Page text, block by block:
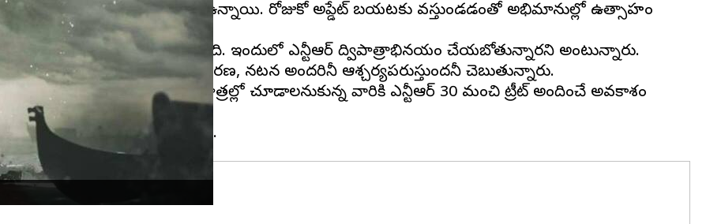
రోజురోజుకు పెరుగుతూనే ఉన్నాయి. రోజుకో అప్డేట్ బయటకు వస్తుండడంతో అభిమానుల్లో ఉత్సాహం
విపరీతమైన చర్చ నడుస్తోంది. ఇందులో ఎన్టీఆర్ ద్విపాత్రాభినయం చేయబోతున్నారని అంటున్నారు.
తండ్రి పాత్రలో ఎన్టీఆర్ వేషధారణ, నటన అందరినీ ఆశ్చర్యపరుస్తుందనీ చెబుతున్నారు.
ఎన్టీఆర్ ని విభిన్నమైన పాత్రల్లో చూడాలనుకున్న వారికి ఎన్టీఆర్ 30 మంచి ట్రీట్ అందించే అవకాశం